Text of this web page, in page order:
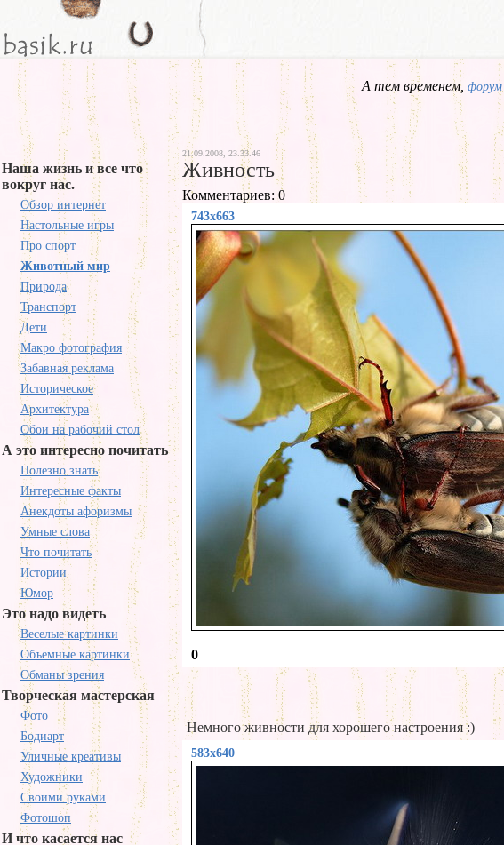
А тем временем, форум
Наша жизнь и все что
вокруг нас.
Обзор интернет
Настольные игры
Про спорт
Животный мир
Природа
Транспорт
Дети
Макро фотография
Забавная реклама
Историческое
Архитектура
Обои на рабочий стол
А это интересно почитать
Полезно знать
Интересные факты
Анекдоты афоризмы
Умные слова
Что почитать
Истории
Юмор
Это надо видеть
Веселые картинки
Объемные картинки
Обманы зрения
Творческая мастерская
Фото
Бодиарт
Уличные креативы
Художники
Своими руками
Фотошоп
И что касается нас
21.09.2008, 23.33.46
Живность
Комментариев: 0
743x663
0
Немного живности для хорошего настроения :)
583x640